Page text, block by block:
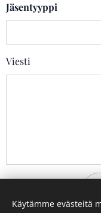
Jäsentyyppi
Viesti
Käytämme evästeitä